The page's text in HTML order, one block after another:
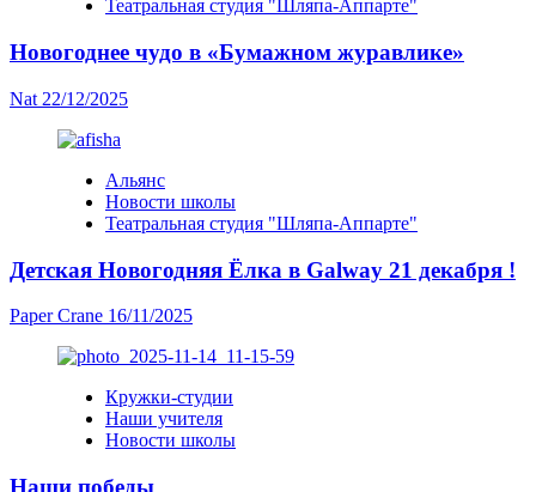
Театральная студия "Шляпа-Аппарте"
Новогоднее чудо в «Бумажном журавлике»
Nat 22/12/2025
Альянс
Новости школы
Театральная студия "Шляпа-Аппарте"
Детская Новогодняя Ёлка в Galway 21 декабря !
Paper Crane 16/11/2025
Кружки-студии
Наши учителя
Новости школы
Наши победы